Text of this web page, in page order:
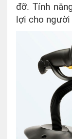
đỡ. Tính
lợi cho người